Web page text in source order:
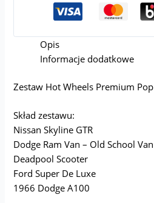
Opis
Informacje dodatkowe
Zestaw Hot Wheels Premium
Skład zestawu:
Nissan Skyline GTR
Dodge Ram Van – Old School Van
Deadpool Scooter
Ford Super De Luxe
1966 Dodge A100